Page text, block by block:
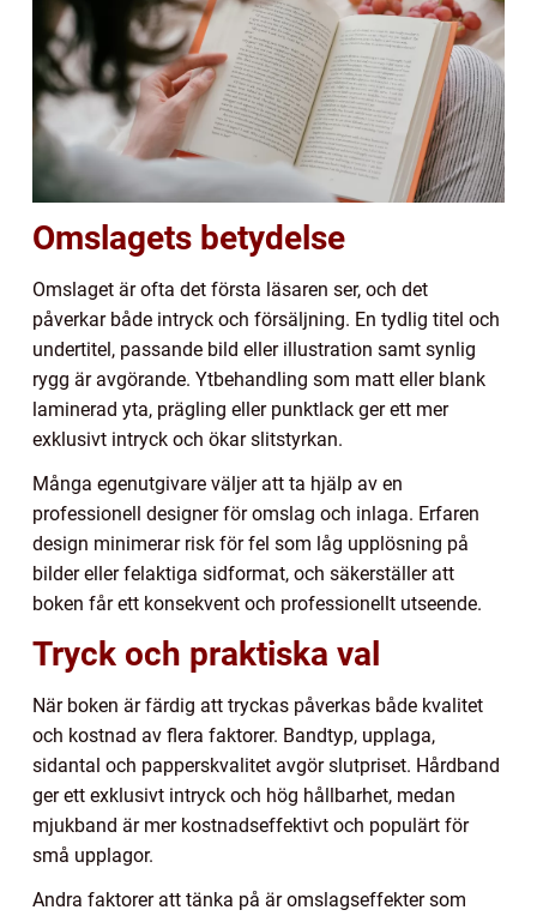
Omslagets betydelse
Omslaget är ofta det första läsaren ser, och det
påverkar både intryck och försäljning. En tydlig titel och
undertitel, passande bild eller illustration samt synlig
rygg är avgörande. Ytbehandling som matt eller blank
laminerad yta, prägling eller punktlack ger ett mer
exklusivt intryck och ökar slitstyrkan.
Många egenutgivare väljer att ta hjälp av en
professionell designer för omslag och inlaga. Erfaren
design minimerar risk för fel som låg upplösning på
bilder eller felaktiga sidformat, och säkerställer att
boken får ett konsekvent och professionellt utseende.
Tryck och praktiska val
När boken är färdig att tryckas påverkas både kvalitet
och kostnad av flera faktorer. Bandtyp, upplaga,
sidantal och papperskvalitet avgör slutpriset. Hårdband
ger ett exklusivt intryck och hög hållbarhet, medan
mjukband är mer kostnadseffektivt och populärt för
små upplagor.
Andra faktorer att tänka på är omslagseffekter som